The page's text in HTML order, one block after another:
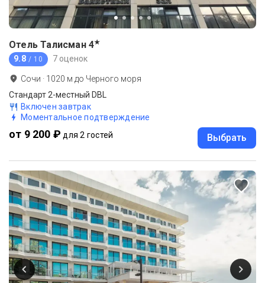
Отель Талисман 4★
9.8 / 10 7 оценок
Сочи · 1020 м до Черного моря
Стандарт 2-местный DBL
Включен завтрак
Моментальное подтверждение
от 9 200 ₽ для 2 гостей Выбрать